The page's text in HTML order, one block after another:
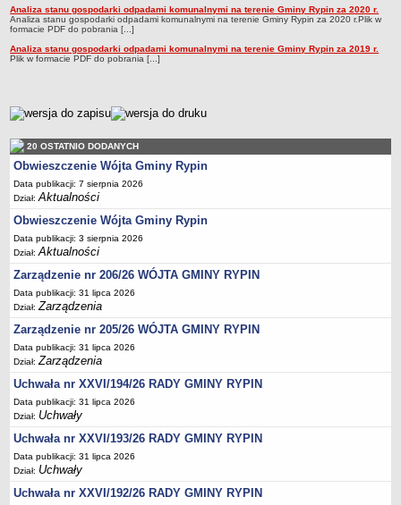
Rejestr instytucji kultury
RODO Klauzule informacyjne
AKTUALNOŚCI I OGŁOSZENIA
Tabela informacyjna
Czas pracy urzędu
Nr konta bankowego, NIP, REGON
Pracownicy urzędu - urząd gminy
Pracownicy urzędu - baza magazynowo - warsztatowa
Kompetencje referatów
Regulamin organizacyjny
Regulamin naboru na wolne stanowiska urzędnicze
Ogłoszenia o naborze na wolne stanowiska urzędnicze
Lista kandydatów spełniających wymagania formalne w naborach na
wolne stanowiska urzędnicze
Wyniki naboru na wolne stanowiska urzędnicze
Petycje
Sygnaliści
Galeria
Raporty o stanie dostępności
Wnioski
WŁADZE I STRUKTURA
Analiza stanu gospodarki odpadami komunalnymi na terenie Gminy Rypin za 2020 r.
Analiza stanu gospodarki odpadami komunalnymi na terenie Gminy Rypin za 2020 r.Plik w
formacie PDF do pobrania [...]
Analiza stanu gospodarki odpadami komunalnymi na terenie Gminy Rypin za 2019 r.
Plik w formacie PDF do pobrania [...]
metryczka
20 OSTATNIO DODANYCH
Obwieszczenie Wójta Gminy Rypin
Data publikacji: 7 sierpnia 2026
Dział:Aktualności
Obwieszczenie Wójta Gminy Rypin
Data publikacji: 3 sierpnia 2026
Dział:Aktualności
Zarządzenie nr 206/26 WÓJTA GMINY RYPIN
Data publikacji: 31 lipca 2026
Dział:Zarządzenia
Zarządzenie nr 205/26 WÓJTA GMINY RYPIN
Data publikacji: 31 lipca 2026
Dział:Zarządzenia
Uchwała nr XXVI/194/26 RADY GMINY RYPIN
Data publikacji: 31 lipca 2026
Dział: Uchwały
Uchwała nr XXVI/193/26 RADY GMINY RYPIN
Data publikacji: 31 lipca 2026
Dział: Uchwały
Uchwała nr XXVI/192/26 RADY GMINY RYPIN